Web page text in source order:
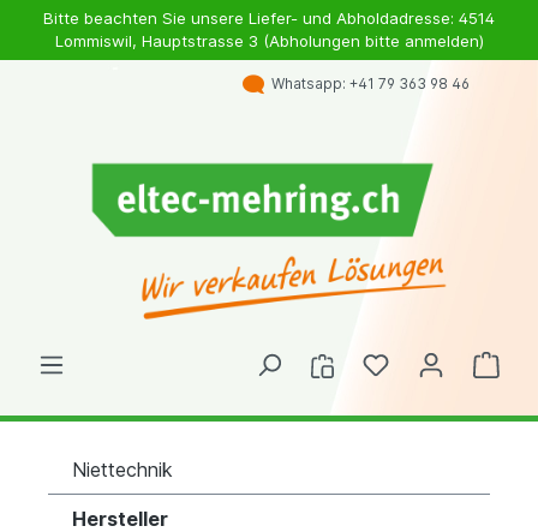
Bitte beachten Sie unsere Liefer- und Abholdadresse: 4514
Lommiswil, Hauptstrasse 3 (Abholungen bitte anmelden)
Whatsapp: +41 79 363 98 46
Niettechnik
Hersteller